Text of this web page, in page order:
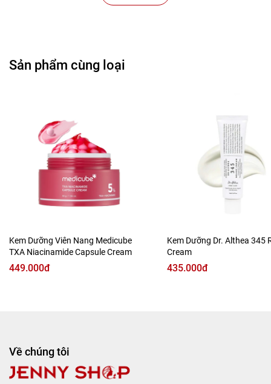
Vaseline 100% Pure Petroleum Jelly original thường xuyên.
* Cung cấp chất dinh dưỡng, mang lại cho bạn làn da mềm
ứng da.
Dùng cho cả mẹ và bé.
Sản phẩm cùng loại
Kem Dưỡng Viên Nang Medicube
TXA Niacinamide Capsule Cream
449.000đ
Kem Dưỡng Dr. Althea 345
Cream
435.000đ
Về chúng tôi